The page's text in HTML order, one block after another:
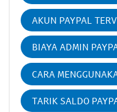
AKUN PAYPAL
BIAYA ADMIN
CARA
TARIK SALDO